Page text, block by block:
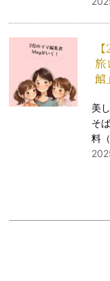
旅
館
美
そ
料